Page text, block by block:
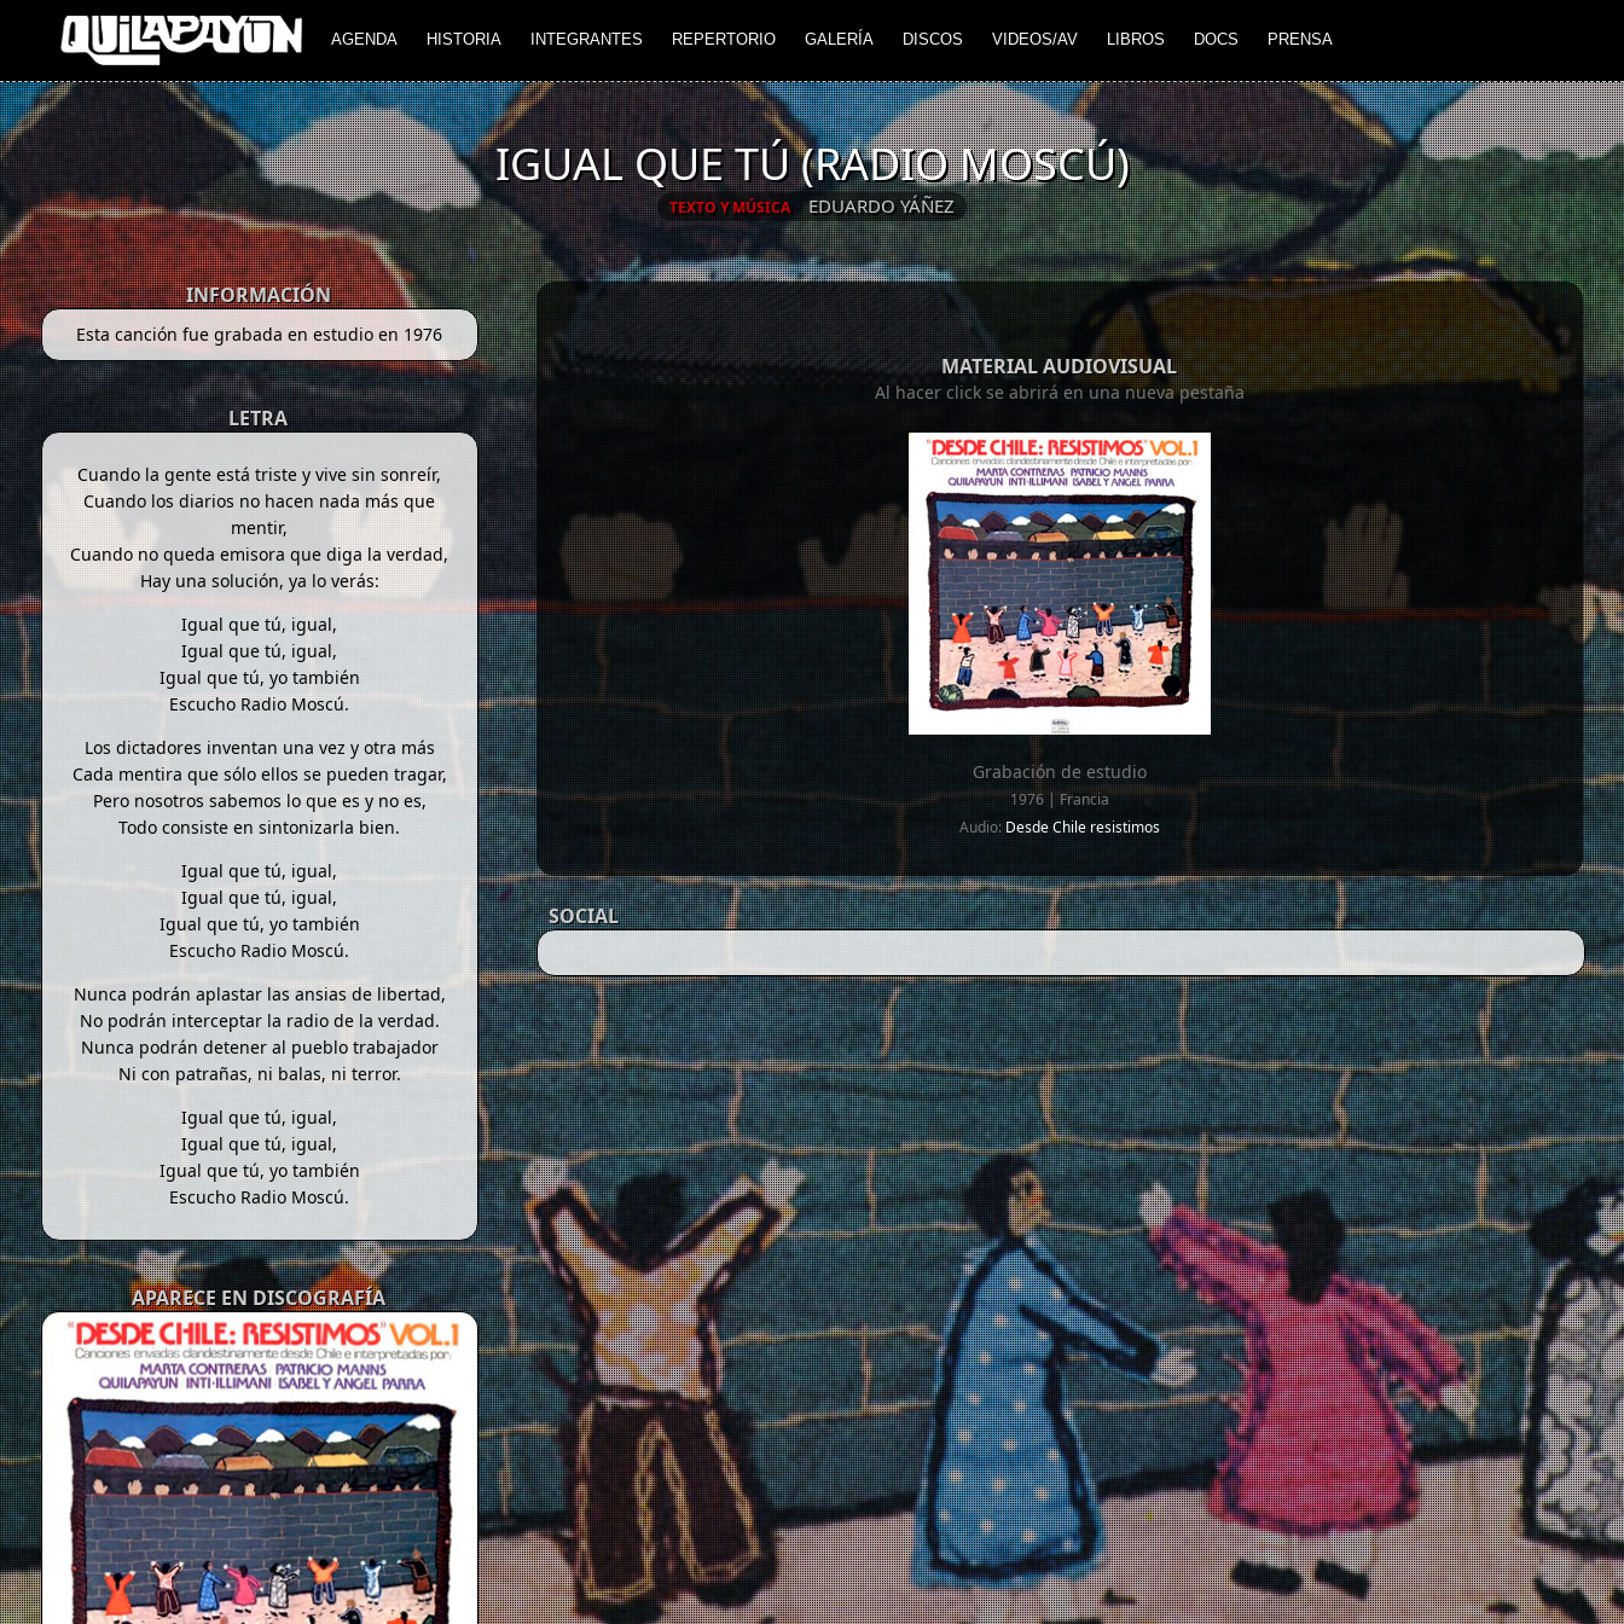
AGENDA HISTORIA INTEGRANTES REPERTORIO GALERÍA DISCOS VIDEOS/AV LIBROS DOCS PRENSA
IGUAL QUE TÚ (RADIO MOSCÚ)
TEXTO Y MÚSICA EDUARDO YÁÑEZ
INFORMACIÓN
Esta canción fue grabada en estudio en 1976
LETRA
Cuando la gente está triste y vive sin sonreír,
Cuando los diarios no hacen nada más que
mentir,
Cuando no queda emisora que diga la verdad,
Hay una solución, ya lo verás:
Igual que tú, igual,
Igual que tú, igual,
Igual que tú, yo también
Escucho Radio Moscú.
Los dictadores inventan una vez y otra más
Cada mentira que sólo ellos se pueden tragar,
Pero nosotros sabemos lo que es y no es,
Todo consiste en sintonizarla bien.
Igual que tú, igual,
Igual que tú, igual,
Igual que tú, yo también
Escucho Radio Moscú.
Nunca podrán aplastar las ansias de libertad,
No podrán interceptar la radio de la verdad.
Nunca podrán detener al pueblo trabajador
Ni con patrañas, ni balas, ni terror.
Igual que tú, igual,
Igual que tú, igual,
Igual que tú, yo también
Escucho Radio Moscú.
APARECE EN DISCOGRAFÍA
MATERIAL AUDIOVISUAL
Al hacer click se abrirá en una nueva pestaña
Grabación de estudio
1976 | Francia
Audio:Desde Chile resistimos
SOCIAL